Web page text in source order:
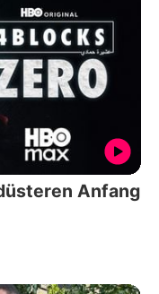
Anfang